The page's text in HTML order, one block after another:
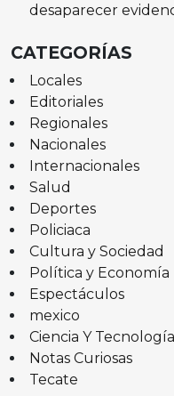
desaparecer
CATEGORÍAS
Locales
Editoriales
Regionales
Nacionales
Internacionales
Salud
Deportes
Policiaca
Cultura y Sociedad
Política y Economía
Espectáculos
mexico
Ciencia Y Tecnología
Notas Curiosas
Tecate